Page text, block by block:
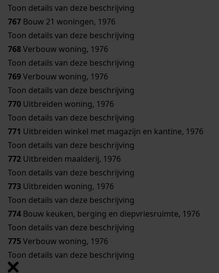
Toon details van deze beschrijving
767 Bouw 21 woningen, 1976
Toon details van deze beschrijving
768Verbouw woning, 1976
Toon details van deze beschrijving
769Verbouw woning, 1976
Toon details van deze beschrijving
770 Uitbreiden woning, 1976
Toon details van deze beschrijving
771 Uitbreiden winkel met magazijn en kantine, 1976
Toon details van deze beschrijving
772 Uitbreiden maalderij, 1976
Toon details van deze beschrijving
773 Uitbreiden woning, 1976
Toon details van deze beschrijving
774 Bouw keuken, berging en diepvriesruimte, 1976
Toon details van deze beschrijving
775Verbouw woning, 1976
Toon details van deze beschrijving